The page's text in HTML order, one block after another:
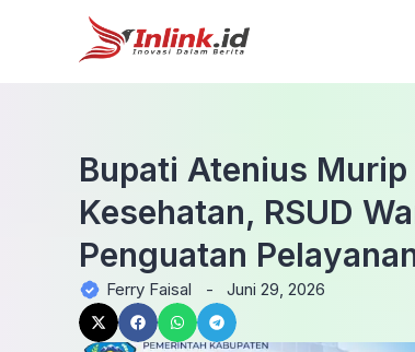
Bupati Atenius
Kesehatan, RSUD
Penguatan
Ferry Faisal - Juni 29, 2026